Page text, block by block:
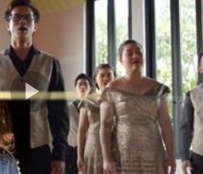
Play
Video